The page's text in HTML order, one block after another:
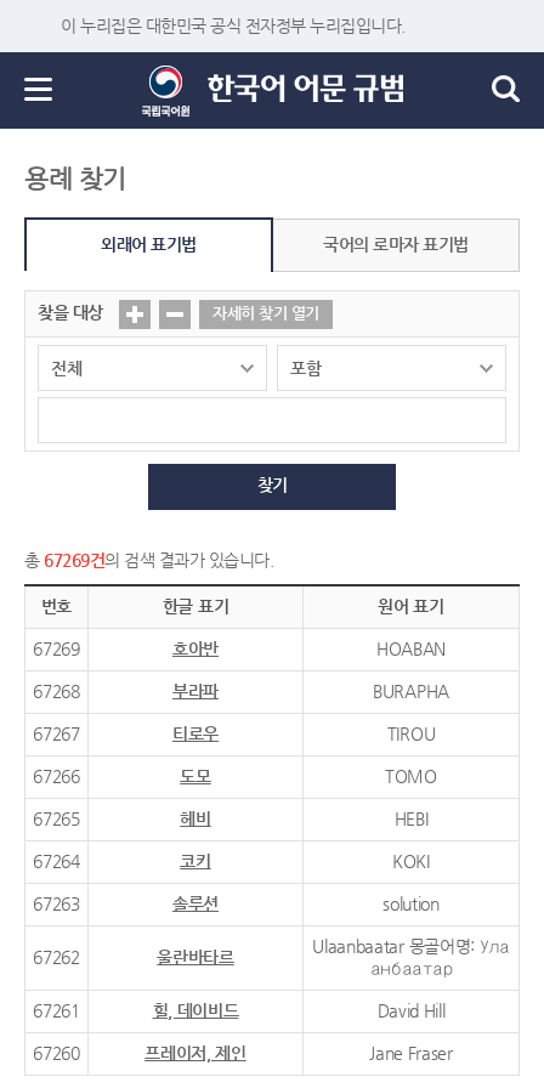
이 누리집은 대한민국 공식 전자정부 누리집입니다.
용례 찾기
외래어 표기법 국어의 로마자 표기법
찾을 대상 자세히 찾기 열기
찾기
총 67269건의 검색 결과가 있습니다.
번호 한글 표기 원어 표기
67269 호아반 HOABAN
67268 부라파 BURAPHA
67267 티로우 TIROU
67266 도모 TOMO
67265 헤비 HEBI
67264 코키 KOKI
67263 솔루션 solution
67262 울란바타르
Ulaanbaatar 몽골어명: Ула
анбаатар
67261 힐, 데이비드 David Hill
67260 프레이저, 제인 Jane Fraser